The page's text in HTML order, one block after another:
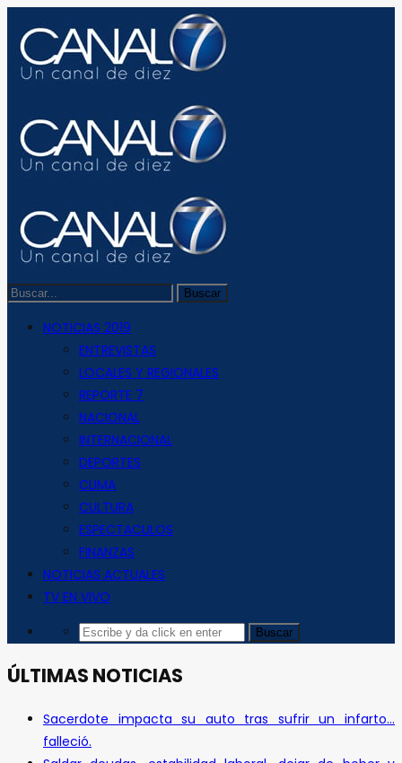
NOTICIAS 2019
ENTREVISTAS
LOCALES Y REGIONALES
REPORTE 7
NACIONAL
INTERNACIONAL
DEPORTES
CLIMA
CULTURA
ESPECTACULOS
FINANZAS
NOTICIAS ACTUALES
TV EN VIVO
ÚLTIMAS NOTICIAS
Sacerdote impacta su auto tras sufrir un infarto…
falleció.